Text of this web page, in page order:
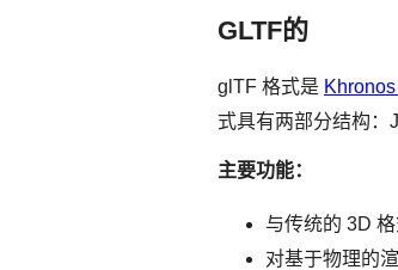
GLTF的
glTF 格式是
式具有两部分结构：
主要功能：
与传统的 3D
对基于物理的